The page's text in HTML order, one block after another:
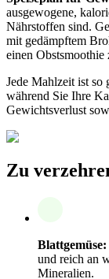
ausgewogene,
Nährstoffen sind.
mit gedämpftem
einen Obstsmoothie
Jede Mahlzeit ist so
während Sie Ihre
Gewichtsverlust
Zu
Blattgemüse:
und reich an
Mineralien.